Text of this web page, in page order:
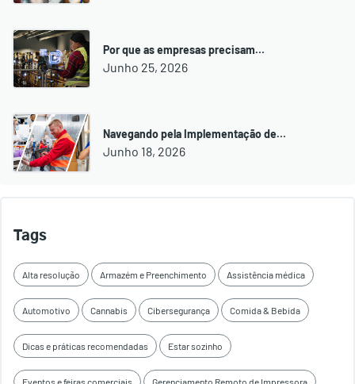
Por que as empresas precisam…
Junho 25, 2026
Navegando pela Implementação de…
Junho 18, 2026
Tags
Alta resolução Armazém e Preenchimento Assistência médica
Automotivo Cannabis Cibersegurança Comida & Bebida
Dicas e práticas recomendadas Estar sozinho